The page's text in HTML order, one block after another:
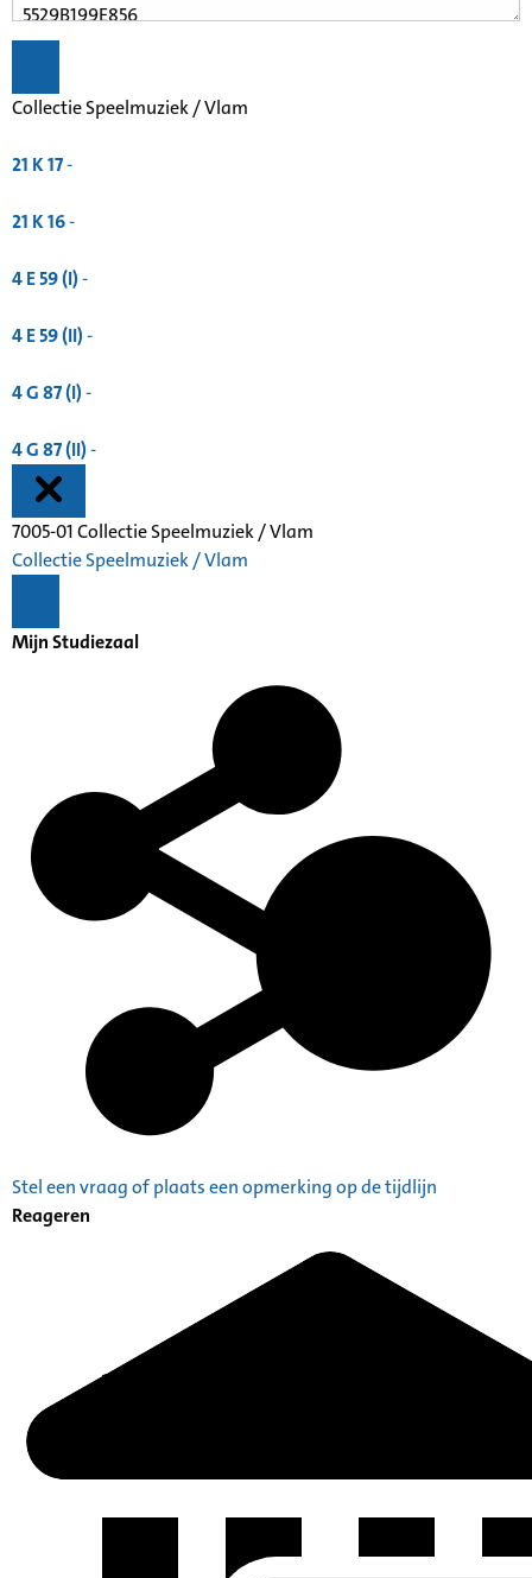
Collectie Speelmuziek / Vlam
21 K 17-
21 K 16-
4 E 59 (I)-
4 E 59 (II)-
4 G 87 (I)-
4 G 87 (II)-
7005-01 Collectie Speelmuziek / Vlam
Collectie Speelmuziek / Vlam
Mijn Studiezaal
Stel een vraag of plaats een opmerking op de tijdlijn
Reageren